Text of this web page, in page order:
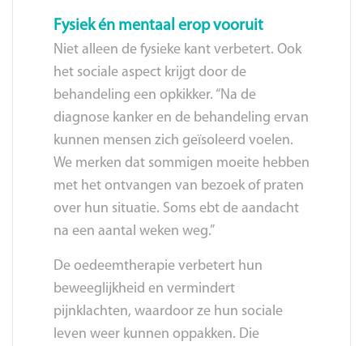
Fysiek én mentaal erop vooruit
Niet alleen de fysieke kant verbetert. Ook
het sociale aspect krijgt door de
behandeling een opkikker. “Na de
diagnose kanker en de behandeling ervan
kunnen mensen zich geïsoleerd voelen.
We merken dat sommigen moeite hebben
met het ontvangen van bezoek of praten
over hun situatie. Soms ebt de aandacht
na een aantal weken weg.”
De oedeemtherapie verbetert hun
beweeglijkheid en vermindert
pijnklachten, waardoor ze hun sociale
leven weer kunnen oppakken. Die